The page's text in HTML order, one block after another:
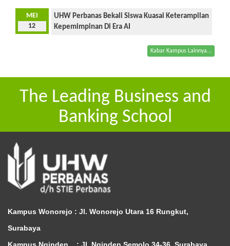
MEI
12
UHW Perbanas Bekali Siswa Kuasai Keterampilan
Kepemimpinan Di Era AI
Kabar Kampus Lainnya...
The Leading Business and
Banking School
Kampus Wonorejo : Jl. Wonorejo Utara 16 Rungkut,
Surabaya
Kampus Nginden : Jl. Nginden Semolo 34-36, Surabaya